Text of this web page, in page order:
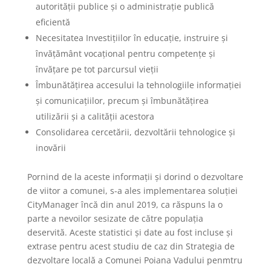
autorității publice și o administrație publică
eficientă
Necesitatea Investițiilor în educație, instruire și
învățământ vocațional pentru competențe și
învățare pe tot parcursul vieții
Îmbunătățirea accesului la tehnologiile informației
și comunicațiilor, precum și îmbunătățirea
utilizării și a calității acestora
Consolidarea cercetării, dezvoltării tehnologice și
inovării
Pornind de la aceste informații și dorind o dezvoltare
de viitor a comunei, s-a ales implementarea soluției
CityManager încă din anul 2019, ca răspuns la o
parte a nevoilor sesizate de către populația
deservită. Aceste statistici și date au fost incluse și
extrase pentru acest studiu de caz din Strategia de
dezvoltare locală a Comunei Poiana Vadului penmtru